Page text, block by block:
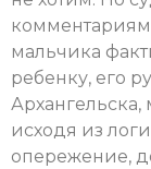
мальчика
ребенку, его
исходя из
опережение,